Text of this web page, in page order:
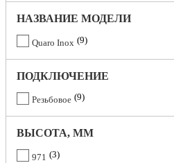
НАЗВАНИЕ МОДЕЛИ
Quaro Inox 9
ПОДКЛЮЧЕНИЕ
Резьбовое 9
ВЫСОТА, ММ
971
3